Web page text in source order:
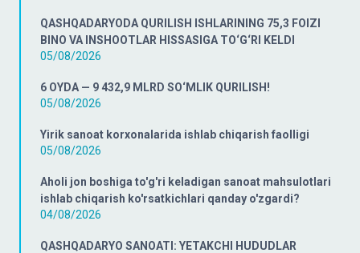
QASHQADARYODA QURILISH ISHLARINING 75,3 FOIZI
BINO VA INSHOOTLAR HISSASIGA TO‘G‘RI KELDI
05/08/2026
6 OYDA — 9 432,9 MLRD SO‘MLIK QURILISH!
05/08/2026
Yirik sanoat korxonalarida ishlab chiqarish faolligi
05/08/2026
Aholi jon boshiga to'g'ri keladigan sanoat mahsulotlari
ishlab chiqarish ko'rsatkichlari qanday o'zgardi?
04/08/2026
QASHQADARYO SANOATI: YETAKCHI HUDUDLAR